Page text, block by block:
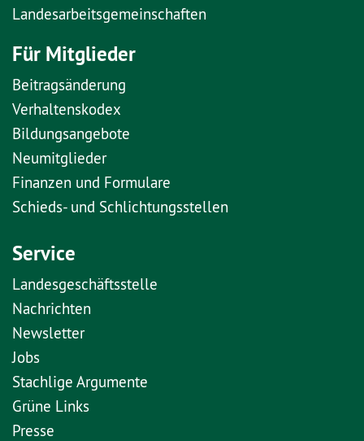
Landesarbeitsgemeinschaften
Für Mitglieder
Beitragsänderung
Verhaltenskodex
Bildungsangebote
Neumitglieder
Finanzen und Formulare
Schieds- und Schlichtungsstellen
Service
Landesgeschäftsstelle
Nachrichten
Newsletter
Jobs
Stachlige Argumente
Grüne Links
Presse